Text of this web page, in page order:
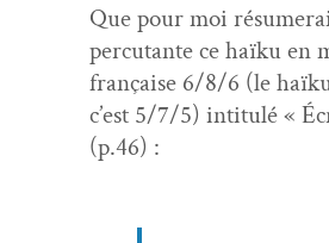
Que pour moi
per­cu­tante ce haïku en
française 6/8/6 (le
c’est 5/7/5) inti­t­ulé «
(p.46) :